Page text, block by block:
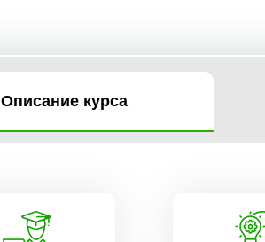
Описание курса